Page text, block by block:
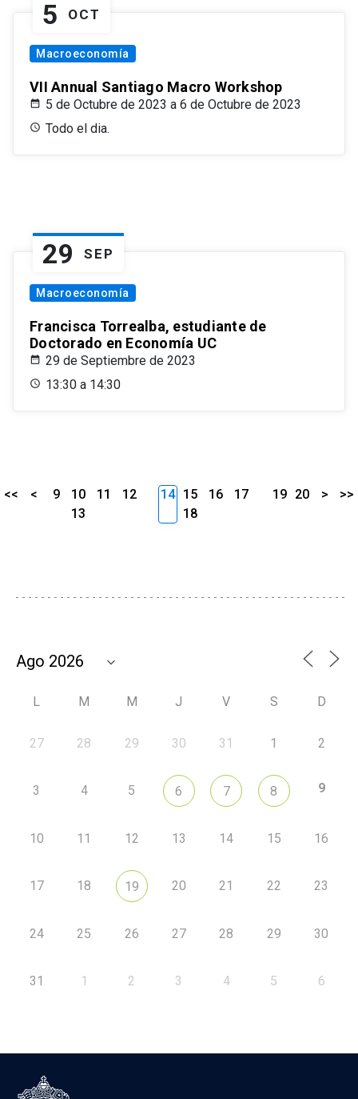
5 OCT
Macroeconomía
VII Annual Santiago Macro Workshop
5 de Octubre de 2023 a 6 de Octubre de 2023
Todo el dia.
29 SEP
Macroeconomía
Francisca Torrealba, estudiante de
Doctorado en Economía UC
29 de Septiembre de 2023
13:30 a 14:30
<< < 9 10 11
12
13
14 15 16
17
18
19 20 > >>
L M M J V S D
27 28 29 30 31 1 2
3 4 5 6 7 8 9
10 11 12 13 14 15 16
17 18 19 20 21 22 23
24 25 26 27 28 29 30
31 1 2 3 4 5 6